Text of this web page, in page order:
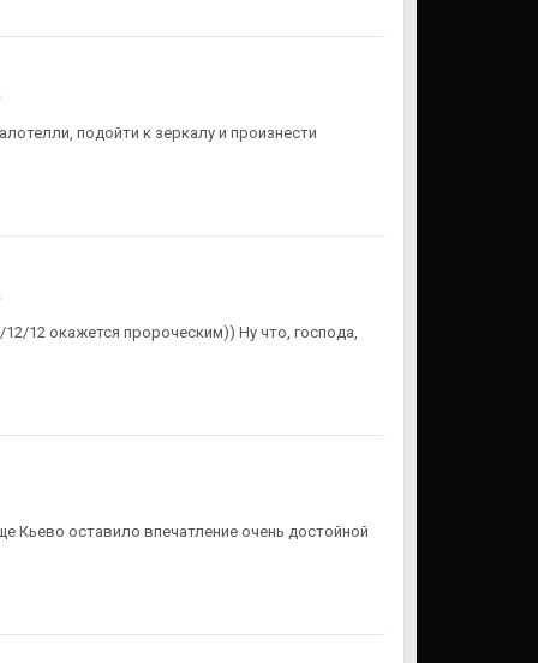
подойти к зеркалу и произнести
12 окажется пророческим)) Ну что, господа,
Кьево оставило впечатление очень достойной